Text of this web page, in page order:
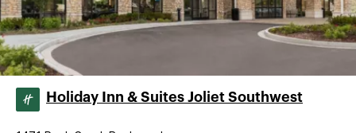
Holiday Inn & Suites Joliet Southwest